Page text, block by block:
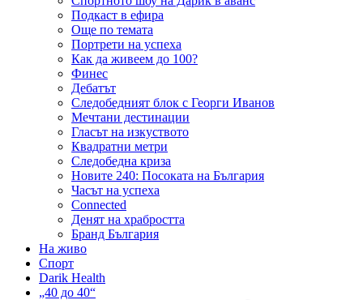
Подкаст в ефира
Още по темата
Портрети на успеха
Как да живеем до 100?
Финес
Дебатът
Следобедният блок с Георги Иванов
Мечтани дестинации
Гласът на изкуството
Квадратни метри
Следобедна криза
Новите 240: Посоката на България
Часът на успеха
Connected
Денят на храбростта
Бранд България
На живо
Спорт
Darik Health
„40 до 40“